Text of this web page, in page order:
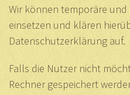
Wir können temporäre
einsetzen und klären
Datenschutzerklärung auf.
Falls die Nutzer nicht
Rechner gespeichert